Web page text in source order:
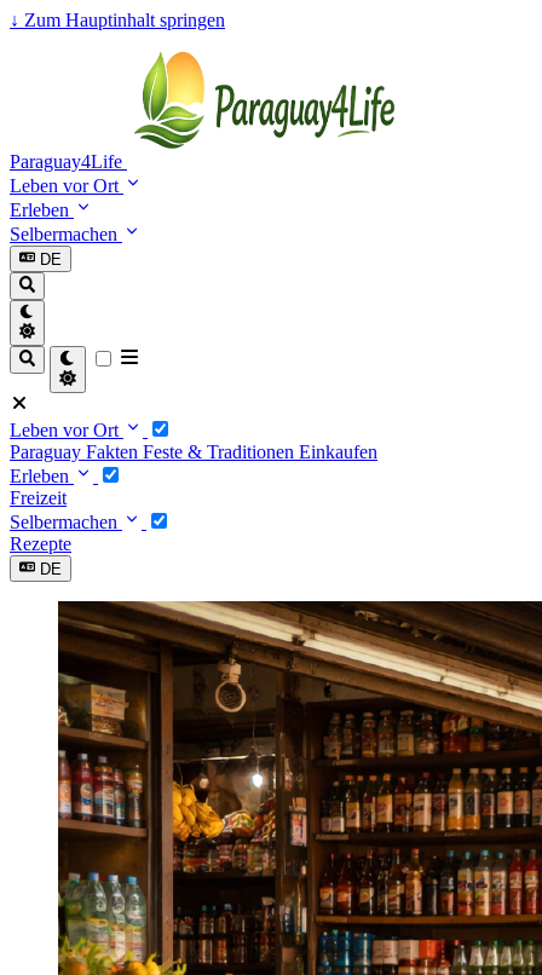
↓ Zum Hauptinhalt springen
Paraguay4Life
Leben vor Ort
Erleben
Selbermachen
DE
Leben vor Ort
Paraguay Fakten Feste & Traditionen Einkaufen
Erleben
Freizeit
Selbermachen
Rezepte
DE